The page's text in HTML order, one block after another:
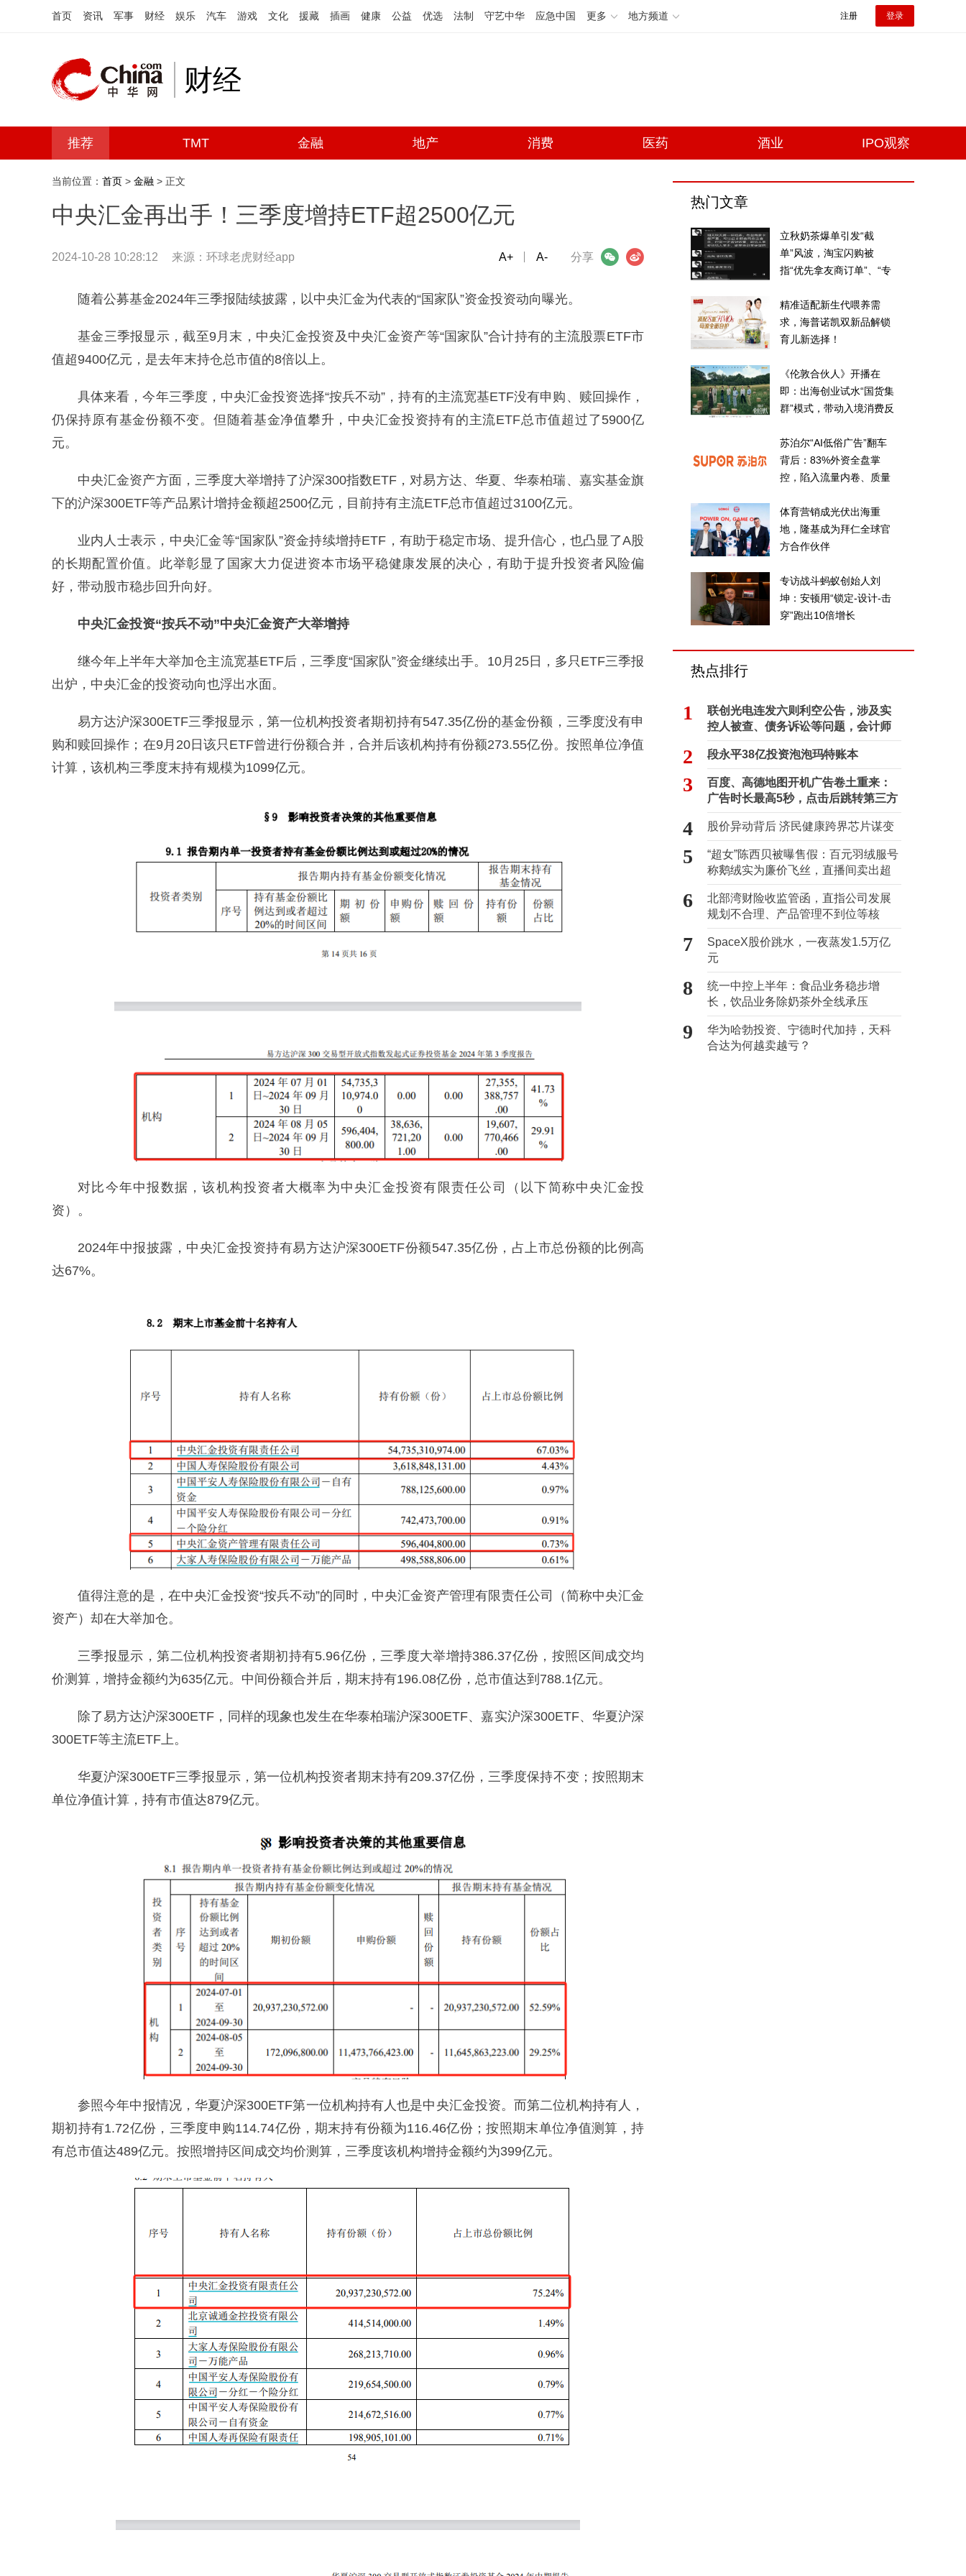
首页 资讯 军事 财经 娱乐 汽车 游戏 文化 援藏 插画 健康 公益 优选 法制 守艺中华 应急中国 更多 地方频道 注册 登录
财经
推荐 TMT 金融 地产 消费 医药 酒业 IPO观察
当前位置： 首页 > 金融 > 正文
中央汇金再出手！三季度增持ETF超2500亿元
2024-10-28 10:28:12 来源： 环球老虎财经app 分享
微信 微博
A+ A-
随着公募基金2024年三季报陆续披露，以中央汇金为代表的“国家队”资金投资动向曝光。
基金三季报显示，截至9月末，中央汇金投资及中央汇金资产等“国家队”合计持有的主流股票ETF市
值超9400亿元，是去年末持仓总市值的8倍以上。
具体来看，今年三季度，中央汇金投资选择“按兵不动”，持有的主流宽基ETF没有申购、赎回操作，
仍保持原有基金份额不变。但随着基金净值攀升，中央汇金投资持有的主流ETF总市值超过了5900亿
元。
中央汇金资产方面，三季度大举增持了沪深300指数ETF，对易方达、华夏、华泰柏瑞、嘉实基金旗
下的沪深300ETF等产品累计增持金额超2500亿元，目前持有主流ETF总市值超过3100亿元。
业内人士表示，中央汇金等“国家队”资金持续增持ETF，有助于稳定市场、提升信心，也凸显了A股
的长期配置价值。此举彰显了国家大力促进资本市场平稳健康发展的决心，有助于提升投资者风险偏
好，带动股市稳步回升向好。
中央汇金投资“按兵不动”中央汇金资产大举增持
继今年上半年大举加仓主流宽基ETF后，三季度“国家队”资金继续出手。10月25日，多只ETF三季报
出炉，中央汇金的投资动向也浮出水面。
易方达沪深300ETF三季报显示，第一位机构投资者期初持有547.35亿份的基金份额，三季度没有申
购和赎回操作；在9月20日该只ETF曾进行份额合并，合并后该机构持有份额273.55亿份。按照单位净值
计算，该机构三季度末持有规模为1099亿元。
对比今年中报数据，该机构投资者大概率为中央汇金投资有限责任公司（以下简称中央汇金投
资）。
2024年中报披露，中央汇金投资持有易方达沪深300ETF份额547.35亿份，占上市总份额的比例高
达67%。
值得注意的是，在中央汇金投资“按兵不动”的同时，中央汇金资产管理有限责任公司（简称中央汇金
资产）却在大举加仓。
三季报显示，第二位机构投资者期初持有5.96亿份，三季度大举增持386.37亿份，按照区间成交均
价测算，增持金额约为635亿元。中间份额合并后，期末持有196.08亿份，总市值达到788.1亿元。
除了易方达沪深300ETF，同样的现象也发生在华泰柏瑞沪深300ETF、嘉实沪深300ETF、华夏沪深
300ETF等主流ETF上。
华夏沪深300ETF三季报显示，第一位机构投资者期末持有209.37亿份，三季度保持不变；按照期末
单位净值计算，持有市值达879亿元。
参照今年中报情况，华夏沪深300ETF第一位机构持有人也是中央汇金投资。而第二位机构持有人，
期初持有1.72亿份，三季度申购114.74亿份，期末持有份额为116.46亿份；按照期末单位净值测算，持
有总市值达489亿元。按照增持区间成交均价测算，三季度该机构增持金额约为399亿元。
热门文章
立秋奶茶爆单引发“截
单”风波，淘宝闪购被
指“优先拿友商订单”、“专
精准适配新生代喂养需
求，海普诺凯双新品解锁
育儿新选择！
《伦敦合伙人》开播在
即：出海创业试水“国货集
群”模式，带动入境消费反
苏泊尔“AI低俗广告”翻车
背后：83%外资全盘掌
控，陷入流量内卷、质量
体育营销成光伏出海重
地，隆基成为拜仁全球官
方合作伙伴
专访战斗蚂蚁创始人刘
坤：安顿用“锁定-设计-击
穿”跑出10倍增长
热点排行
1
联创光电连发六则利空公告，涉及实
控人被查、债务诉讼等问题，会计师
事务所曾出具“保留意见”
2 段永平38亿投资泡泡玛特账本
3
百度、高德地图开机广告卷土重来：
广告时长最高5秒，点击后跳转第三方
4 股价异动背后 济民健康跨界芯片谋变
5
“超女”陈西贝被曝售假：百元羽绒服号
称鹅绒实为廉价飞丝，直播间卖出超
百万元
6
北部湾财险收监管函，直指公司发展
规划不合理、产品管理不到位等核
心“痛点”
7
SpaceX股价跳水，一夜蒸发1.5万亿
元
8
统一中控上半年：食品业务稳步增
长，饮品业务除奶茶外全线承压
9
华为哈勃投资、宁德时代加持，天科
合达为何越卖越亏？